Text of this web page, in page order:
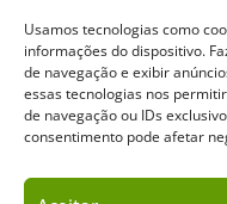
Usamos tecnologias como
informações do dispositivo.
de navegação e exibir
essas tecnologias nos
de navegação ou IDs
consentimento pode afetar
Mídia Kit